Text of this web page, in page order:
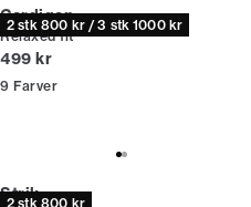
2 stk 800 kr / 3 stk 1000 kr
Cardigan
Relaxed fit
I alt (inkl. rabat)
499 kr
9 Farver
2 stk 800 kr
Strik